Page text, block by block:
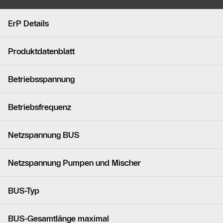
ErP Details
Produktdatenblatt
Betriebsspannung
Betriebsfrequenz
Netzspannung BUS
Netzspannung Pumpen und Mischer
BUS-Typ
BUS-Gesamtlänge maximal